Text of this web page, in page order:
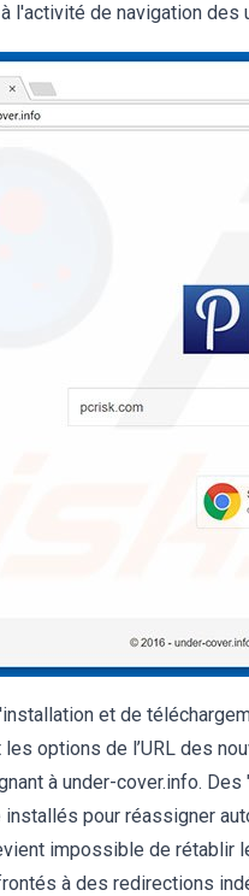
l'activité de navigation des
et de
options de l’URL des
à under-cover.info.
pour réassigner
impossible de
à des redirections